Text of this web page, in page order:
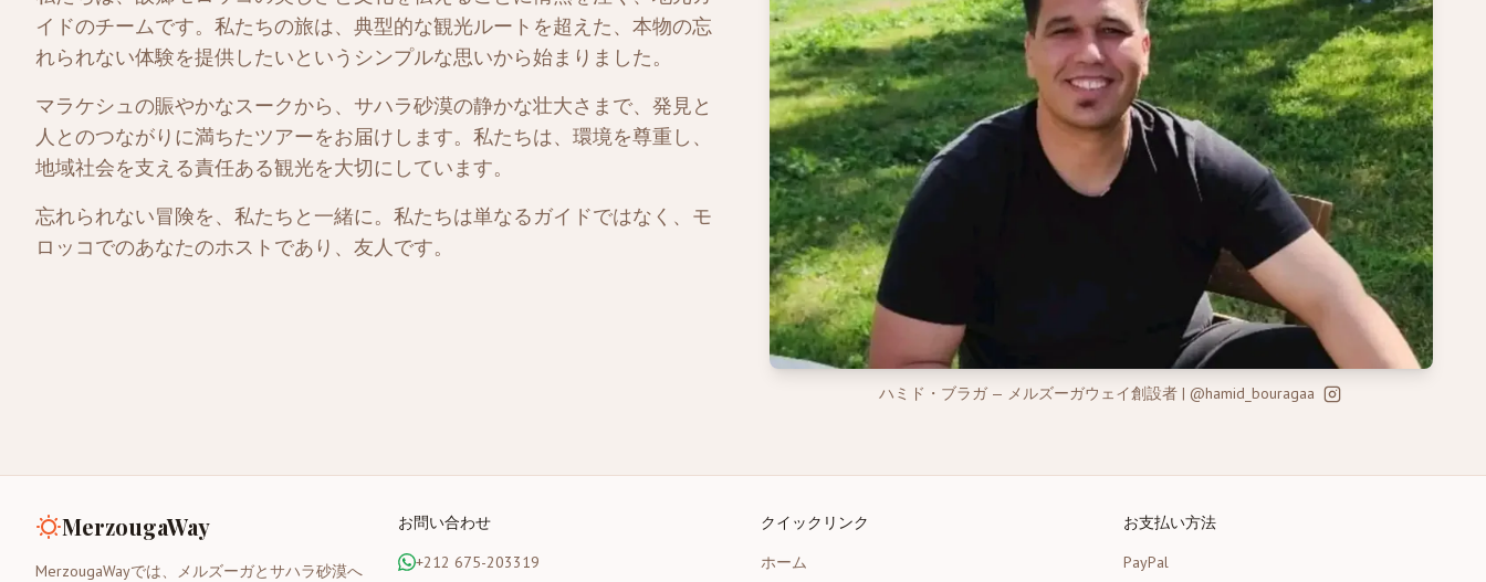
イドのチームです。私たちの旅は、典型的な観光ルートを超えた、本物の忘
れられない体験を提供したいというシンプルな思いから始まりました。
マラケシュの賑やかなスークから、サハラ砂漠の静かな壮大さまで、発見と
人とのつながりに満ちたツアーをお届けします。私たちは、環境を尊重し、
地域社会を支える責任ある観光を大切にしています。
忘れられない冒険を、私たちと一緒に。私たちは単なるガイドではなく、モ
ロッコでのあなたのホストであり、友人です。
ハミド・ブラガ— メルズーガウェイ創設者 | @hamid_bouragaa
MerzougaWay
MerzougaWayでは、メルズーガとサハラ砂漠へ
お問い合わせ
+212 675-203319
クイックリンク
ホーム
お支払い方法
PayPal